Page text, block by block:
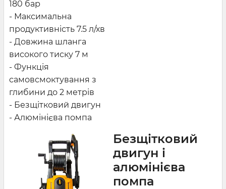
180 бар
- Максимальна
продуктивність 7.5 л/хв
- Довжина шланга
високого тиску 7 м
- Функція
самовсмоктування з
глибини до 2 метрів
- Безщітковий двигун
- Алюмінієва помпа
Безщітковий
двигун і
алюмінієва
помпа